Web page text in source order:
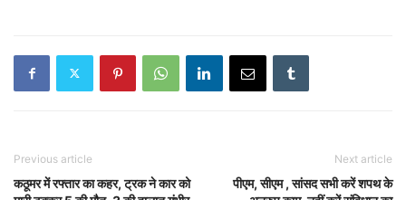
Previous article
कठूमर में रफ्तार का कहर, ट्रक ने कार को
Next article
पीएम, सीएम , सांसद सभी करें शपथ के